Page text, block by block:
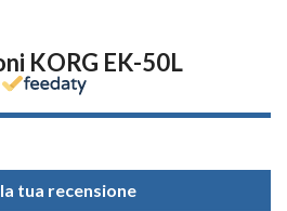
KORG EK-50L
tua recensione